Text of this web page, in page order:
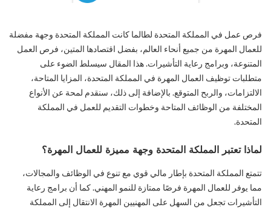
فرص عمل في المملكة المتحدة لطالما كانت المملكة المتحدة وجهة مفضلة
للعمال المهرة من جميع أنحاء العالم، بفضل اقتصادها المتين، فرص العمل
المتنوعة، وبرامج رعاية التأشيرات. هذا المقال سيسلط الضوء على
متطلبات توظيف العمال المهرة في المملكة المتحدة، المزايا المتاحة،
الالتزامات، والربح المتوقع. بالإضافة إلى ذلك، سنقدم لمحة عن الأنواع
المختلفة من الوظائف المتاحة وخطوات التقديم للعمل في المملكة
المتحدة.
لماذا تعتبر المملكة المتحدة وجهة مميزة للعمال المهرة؟
تتمتع المملكة المتحدة بإطار مالي قوي مع تنوع في الوظائف والمجالات،
مما يوفر للعمال المهرة فرصًا ممتازة للنمو المهني. كما أن برامج رعاية
التأشيرات تجعل من السهل على المهنيين المهرة الانتقال إلى المملكة